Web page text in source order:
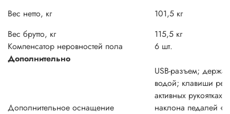
Вес нетто, кг
101,5 кг
Вес брутто, кг
115,5 кг
Компенсатор неровностей пола
6 шт.
Дополнительно
Дополнительное оснащение
USB-разъем;
водой; клавиши
активных
наклона педалей